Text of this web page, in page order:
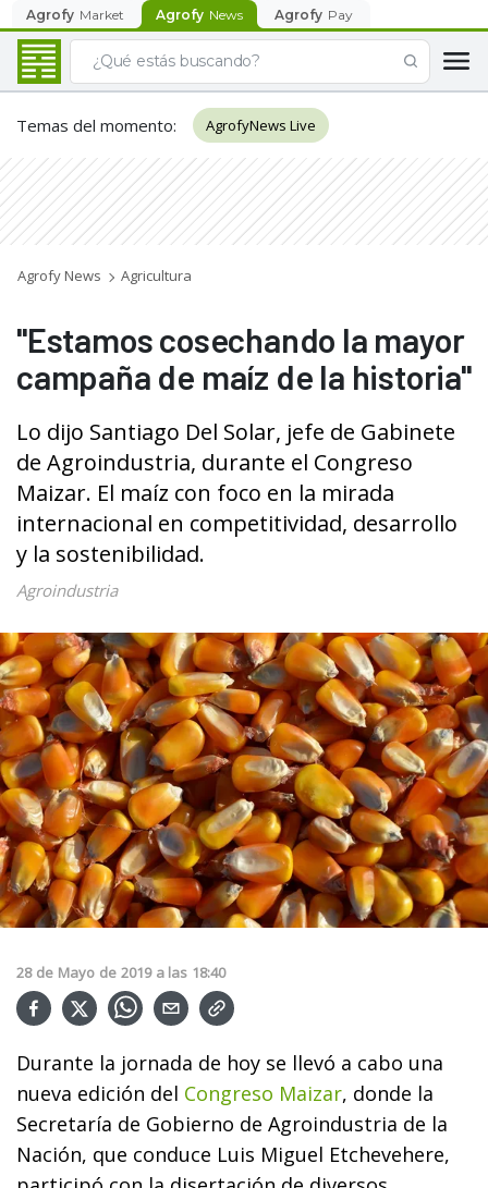
Agrofy Market Agrofy News Agrofy Pay
Temas del momento: AgrofyNews Live
Agrofy News Agricultura
"Estamos cosechando la mayor
campaña de maíz de la historia"
Lo dijo Santiago Del Solar, jefe de Gabinete
de Agroindustria, durante el Congreso
Maizar. El maíz con foco en la mirada
internacional en competitividad, desarrollo
y la sostenibilidad.
Agroindustria
28 de Mayo de 2019 a las 18:40
Durante la jornada de hoy se llevó a cabo una
nueva edición del Congreso Maizar, donde la
Secretaría de Gobierno de Agroindustria de la
Nación, que conduce Luis Miguel Etchevehere,